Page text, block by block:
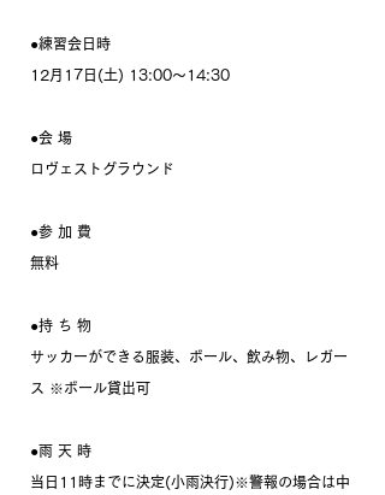
●練習会日時
12月17日(土) 13:00～14:30
●会 場
ロヴェストグラウンド
●参 加 費
無料
●持 ち 物
サッカーができる服装、ボール、飲み物、レガー
ス ※ボール貸出可
●雨 天 時
当日11時までに決定(小雨決行)※警報の場合は中